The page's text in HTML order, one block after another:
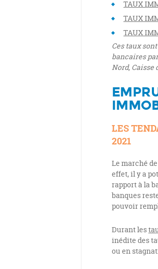
TAUX
TAUX
TAUX
Ces taux
bancaires
Nord, Caisse
LES
2021
Le marché
effet, il y a
rapport à la
banques
pouvoir
Durant les
inédite des
ou en